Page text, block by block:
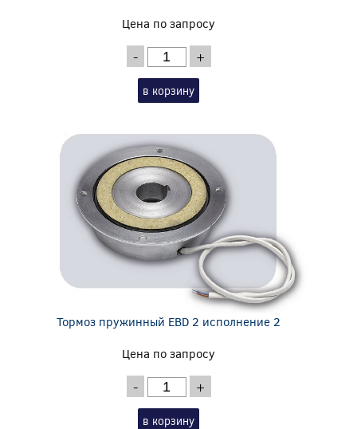
Цена по запросу
- +
в корзину
Тормоз пружинный EBD 2 исполнение 2
Цена по запросу
- +
в корзину